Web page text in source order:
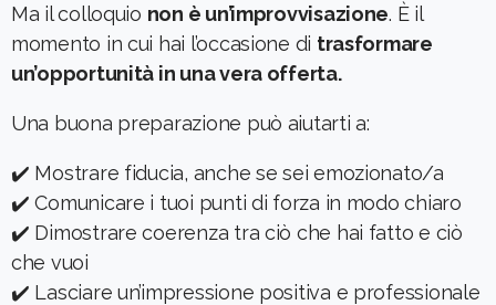
Ma il colloquio non è un’improvvisazione. È il
momento in cui hai l’occasione di trasformare
un’opportunità in una vera offerta.
Una buona preparazione può aiutarti a:
✔️ Mostrare fiducia, anche se sei emozionato/a
✔️ Comunicare i tuoi punti di forza in modo chiaro
✔️ Dimostrare coerenza tra ciò che hai fatto e ciò
che vuoi
✔️ Lasciare un’impressione positiva e professionale